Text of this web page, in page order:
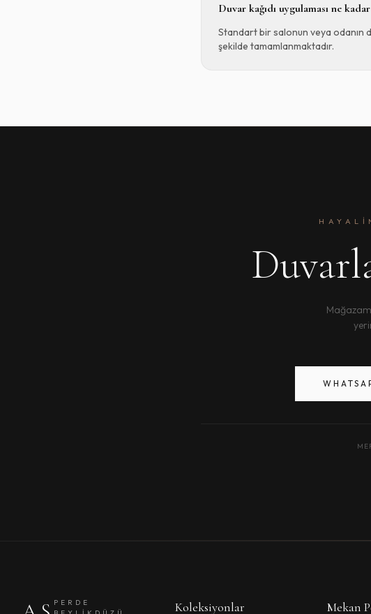
Duvar kağıdı uygulaması ne
Standart bir salonun veya odanın
şekilde tamamlanmaktadır.
SİZE ÖZEL HİZMET
PERDE
Koleksiyonlar Mekan